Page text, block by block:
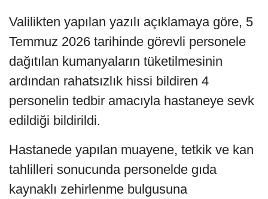
Valilikten yapılan yazılı açıklamaya göre, 5
Temmuz 2026 tarihinde görevli personele
dağıtılan kumanyaların tüketilmesinin
ardından rahatsızlık hissi bildiren 4
personelin tedbir amacıyla hastaneye sevk
edildiği bildirildi.
Hastanede yapılan muayene, tetkik ve kan
tahlilleri sonucunda personelde gıda
kaynaklı zehirlenme bulgusuna